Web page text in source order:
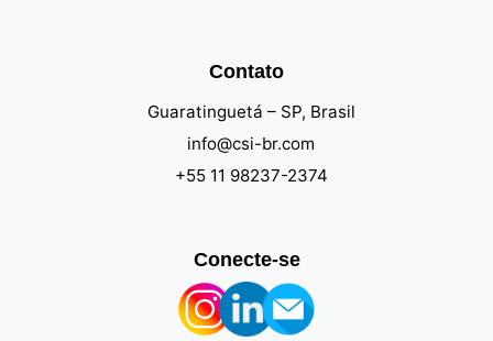
Contato
Guaratinguetá – SP, Brasil
info@csi-br.com
+55 11 98237-2374
Conecte-se